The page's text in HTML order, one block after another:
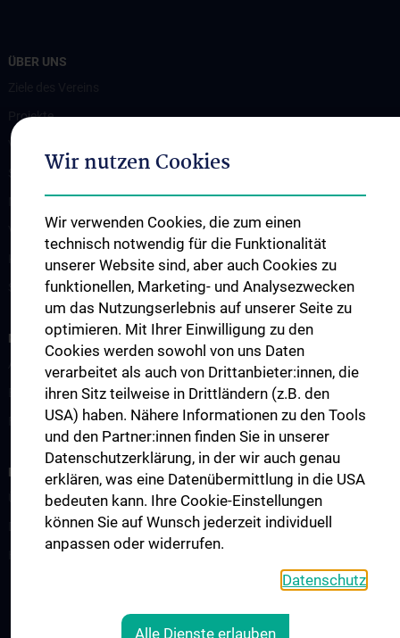
ÜBER UNS
Projekte
Statuten
Veranstaltungen
Spenden
MITGLIEDSCHAFT
Antrag auf Mitgliedschaft
Ehrenmitglieder
Fördernde Mitglieder
PREISE
Übersicht
Dissertationspreis
Habilitationspreis
Wir nutzen Cookies
Wir verwenden Cookies, die zum einen
technisch notwendig für die Funktionalität
unserer Website sind, aber auch Cookies zu
funktionellen, Marketing- und Analysezwecken
um das Nutzungserlebnis auf unserer Seite zu
optimieren. Mit Ihrer Einwilligung zu den
Cookies werden sowohl von uns Daten
verarbeitet als auch von Drittanbieter:innen, die
ihren Sitz teilweise in Drittländern (z.B. den
USA) haben. Nähere Informationen zu den Tools
und den Partner:innen finden Sie in unserer
Datenschutzerklärung, in der wir auch genau
erklären, was eine Datenübermittlung in die USA
bedeuten kann. Ihre Cookie-Einstellungen
können Sie auf Wunsch jederzeit individuell
anpassen oder widerrufen.
Datenschutz
Alle Dienste erlauben